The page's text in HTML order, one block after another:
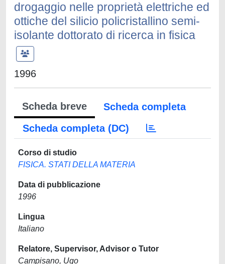
drogaggio nelle proprietà elettriche ed
ottiche del silicio policristallino semi-
isolante dottorato di ricerca in fisica
1996
Scheda breve
Scheda completa
Scheda completa (DC)
Corso di studio
FISICA. STATI DELLA MATERIA
Data di pubblicazione
1996
Lingua
Italiano
Relatore, Supervisor, Advisor o Tutor
Campisano, Ugo